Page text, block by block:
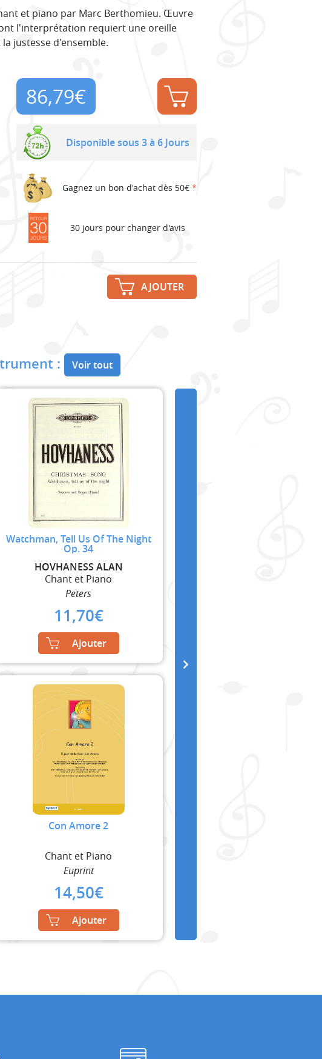
et piano par Marc Berthomieu. Œuvre
l'interprétation requiert une oreille
justesse d'ensemble.
86,79€
Disponible sous 3 à 6 Jours
Gagnez un bon d'achat dès 50€ *
30 jours pour changer d'avis
AJOUTER
: Voir tout
Watchman, Tell Us Of The Night
Op. 34
HOVHANESS ALAN
Chant et Piano
Peters
11,70€
Ajouter
Con Amore 2
Chant et Piano
Euprint
14,50€
Ajouter